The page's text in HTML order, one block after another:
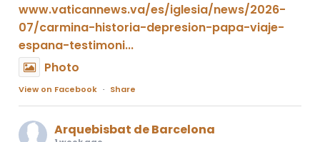
www.vaticannews.va/es/iglesia/news/2026-
07/carmina-historia-depresion-papa-viaje-
espana-testimoni...
Photo
View on Facebook · Share
Arquebisbat de Barcelona